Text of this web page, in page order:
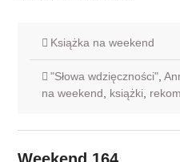
Książka na weekend
"Słowa wdzięczności",
na weekend
książki